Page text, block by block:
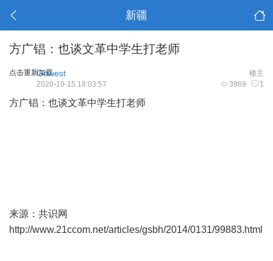
新疆
方广锠：也谈文革中学生打老师
点击重新加载 楼主
Gowest
3969 1
2020-10-15 18:03:57
方广锠：也谈文革中学生打老师
来源：共识网
http://www.21ccom.net/articles/gsbh/2014/0131/99883.html